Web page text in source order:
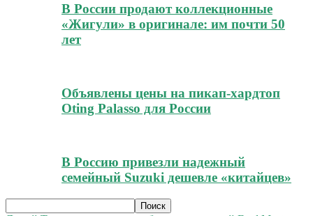
В России продают коллекционные
«Жигули» в оригинале: им почти 50
лет
Объявлены цены на пикап-хардтоп
Oting Palasso для России
В Россию привезли надежный
семейный Suzuki дешевле «китайцев»